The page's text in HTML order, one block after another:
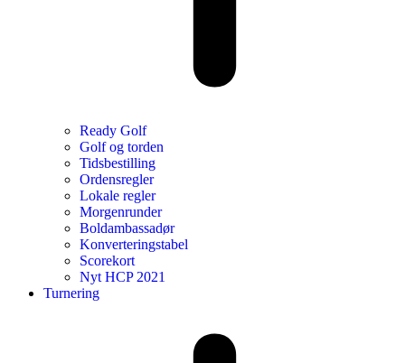
Ready Golf
Golf og torden
Tidsbestilling
Ordensregler
Lokale regler
Morgenrunder
Boldambassadør
Konverteringstabel
Scorekort
Nyt HCP 2021
Turnering